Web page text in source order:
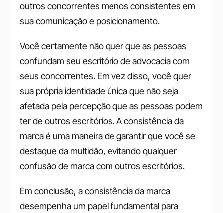
outros concorrentes menos consistentes em
sua comunicação e posicionamento.
Você certamente não quer que as pessoas
confundam seu escritório de advocacia com
seus concorrentes. Em vez disso, você quer
sua própria identidade única que não seja
afetada pela percepção que as pessoas podem
ter de outros escritórios. A consistência da
marca é uma maneira de garantir que você se
destaque da multidão, evitando qualquer
confusão de marca com outros escritórios.
Em conclusão, a consistência da marca
desempenha um papel fundamental para